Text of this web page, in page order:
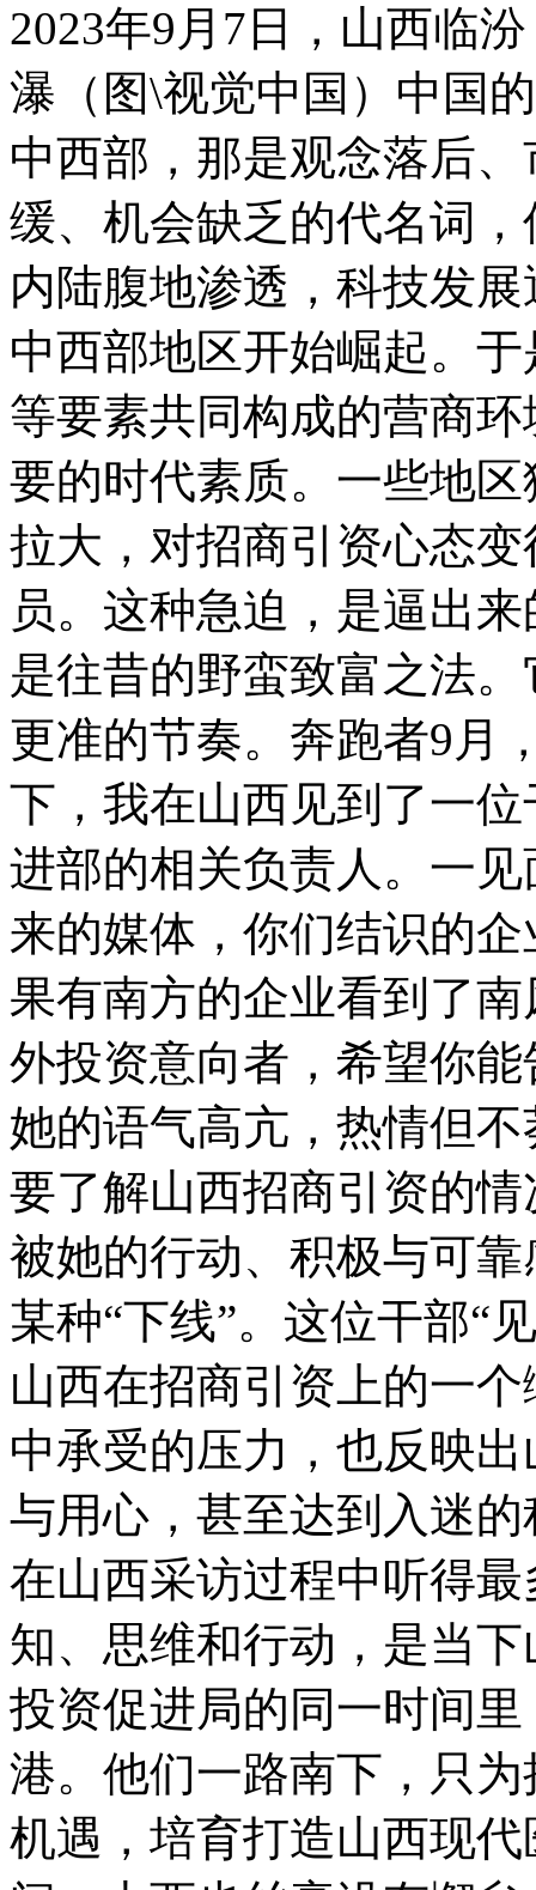
2023年9月7日，山西临
瀑（图\视觉中国）中国
中西部，那是观念落后
缓、机会缺乏的代名词
内陆腹地渗透，科技发
中西部地区开始崛起。
等要素共同构成的营商
要的时代素质。一些地
拉大，对招商引资心态
员。这种急迫，是逼出
是往昔的野蛮致富之法
更准的节奏。奔跑者9月
下，我在山西见到了一
进部的相关负责人。一
来的媒体，你们结识的
果有南方的企业看到了
外投资意向者，希望你
她的语气高亢，热情但
要了解山西招商引资的
被她的行动、积极与可
某种“下线”。这位干部“
山西在招商引资上的一
中承受的压力，也反映
与用心，甚至达到入迷
在山西采访过程中听得
知、思维和行动，是当
投资促进局的同一时间
港。他们一路南下，只
机遇，培育打造山西现